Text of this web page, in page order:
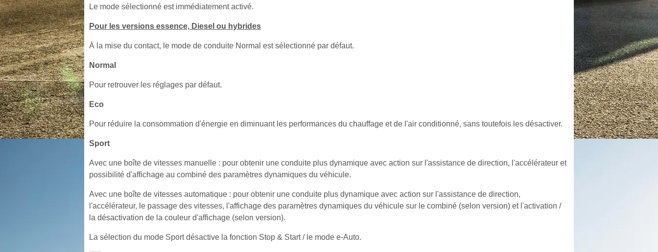
Le mode sélectionné est immédiatement activé.
Pour les versions essence, Diesel ou hybrides
À la mise du contact, le mode de conduite Normal est sélectionné par défaut.
Normal
Pour retrouver les réglages par défaut.
Eco
Pour réduire la consommation d'énergie en diminuant les performances du chauffage et de l'air conditionné, sans toutefois les désactiver.
Sport
Avec une boîte de vitesses manuelle : pour obtenir une conduite plus dynamique avec action sur l'assistance de direction, l'accélérateur et
possibilité d'affichage au combiné des paramètres dynamiques du véhicule.
Avec une boîte de vitesses automatique : pour obtenir une conduite plus dynamique avec action sur l'assistance de direction,
l'accélérateur, le passage des vitesses, l'affichage des paramètres dynamiques du véhicule sur le combiné (selon version) et l'activation /
la désactivation de la couleur d'affichage (selon version).
La sélection du mode Sport désactive la fonction Stop & Start / le mode e-Auto.